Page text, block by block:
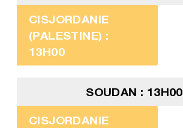
CISJORDANIE
(PALESTINE) :
13H00
SOUDAN : 13H00
CISJORDANIE